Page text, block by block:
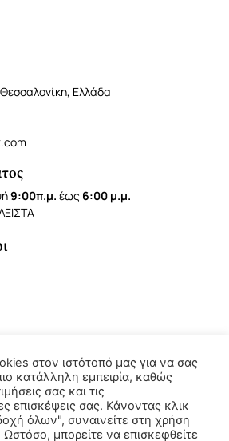
Ελλάδα
9:00π.μ. έως 6:00 μ.μ.
All rights reserved.
στον ιστότοπό μας για να σας
κατάλληλη εμπειρία, καθώς
σας και τις
επισκέψεις σας. Κάνοντας κλικ
όλων", συναινείτε στη χρήση
μπορείτε να επισκεφθείτε